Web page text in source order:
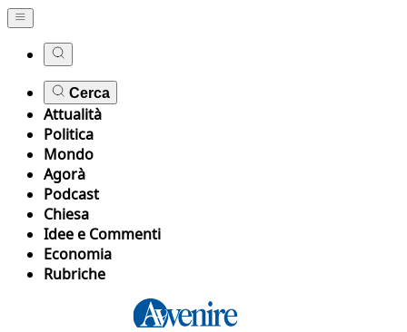
Cerca
Attualità
Politica
Mondo
Agorà
Podcast
Chiesa
Idee e Commenti
Economia
Rubriche